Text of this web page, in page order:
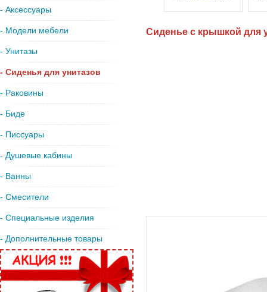
- Аксессуары
- Модели мебели
- Унитазы
- Сиденья для унитазов
- Раковины
- Биде
- Писсуары
- Душевые кабины
- Ванны
- Смесители
- Специальные изделия
- Дополнительные товары
Сиденье с крышкой для